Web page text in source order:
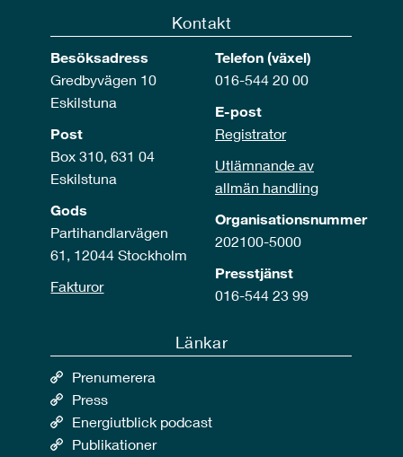
Kontakt
Besöksadress
Gredbyvägen 10
Eskilstuna
Post
Box 310, 631 04
Eskilstuna
Gods
Partihandlarvägen
61, 12044 Stockholm
Fakturor
Telefon (växel)
016-544 20 00
E-post
Registrator
Utlämnande av
allmän handling
Organisationsnummer
202100-5000
Presstjänst
016-544 23 99
Länkar
Prenumerera
Press
Energiutblick podcast
Publikationer